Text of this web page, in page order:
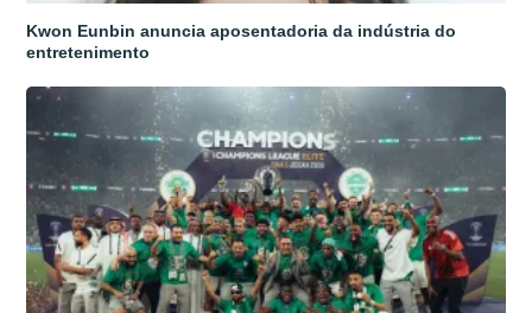
Kwon Eunbin anuncia aposentadoria da indústria do
entretenimento